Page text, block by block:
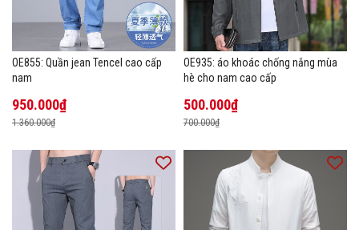
OE855: Quần jean Tencel cao cấp
nam
950.000₫
1.360.000₫
OE935: áo khoác chống nắng mùa
hè cho nam cao cấp
500.000₫
700.000₫